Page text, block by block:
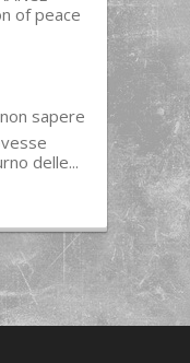
of peace
sapere
delle...